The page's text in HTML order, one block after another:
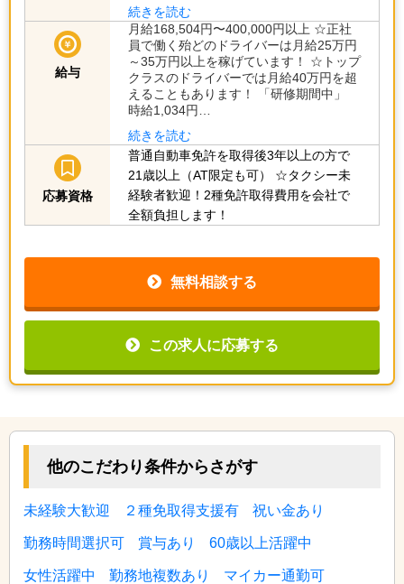
続きを読む
給与
月給168,504円〜400,000円以上 ☆正社
員で働く殆どのドライバーは月給25万円
～35万円以上を稼げています！ ☆トップ
クラスのドライバーでは月給40万円を超
えることもあります！ 「研修期間中」
時給1,034円…
続きを読む
応募資格
普通自動車免許を取得後3年以上の方で
21歳以上（AT限定も可）
☆タクシー未
経験者歓迎！2種免許取得費用を会社で
全額負担します！
無料相談する
この求人に応募する
他のこだわり条件からさがす
未経験大歓迎 ２種免取得支援有 祝い金あり
勤務時間選択可 賞与あり 60歳以上活躍中
女性活躍中 勤務地複数あり マイカー通勤可